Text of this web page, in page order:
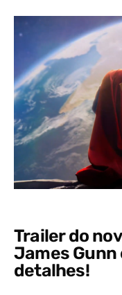
Trailer do
James Gunn
detalhes!